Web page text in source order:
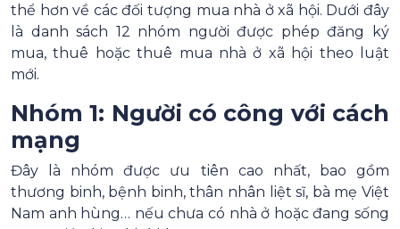
thể hơn về các đối tượng mua nhà ở xã hội. Dưới đây
là danh sách 12 nhóm người được phép đăng ký
mua, thuê hoặc thuê mua nhà ở xã hội theo luật
mới.
Nhóm 1: Người có công với cách
mạng
Đây là nhóm được ưu tiên cao nhất, bao gồm
thương binh, bệnh binh, thân nhân liệt sĩ, bà mẹ Việt
Nam anh hùng… nếu chưa có nhà ở hoặc đang sống